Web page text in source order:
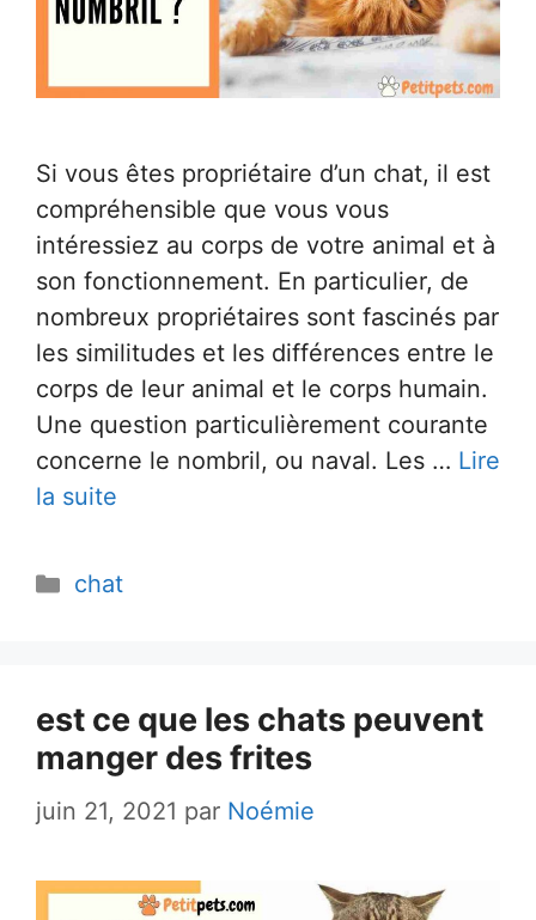
Si vous êtes propriétaire d’un chat, il est
compréhensible que vous vous
intéressiez au corps de votre animal et à
son fonctionnement. En particulier, de
nombreux propriétaires sont fascinés par
les similitudes et les différences entre le
corps de leur animal et le corps humain.
Une question particulièrement courante
concerne le nombril, ou naval. Les … Lire
la suite
Catégories
chat
est ce que les chats peuvent
manger des frites
juin 21, 2021 par Noémie